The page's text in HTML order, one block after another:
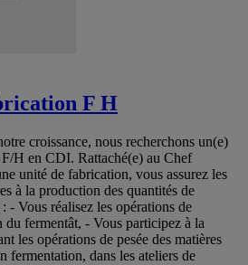
F H
croissance, nous recherchons un(e)
H en CDI. Rattaché(e) au Chef
unité de fabrication, vous assurez les
à la production des quantités de
- Vous réalisez les opérations de
fermentât, - Vous participez à la
les opérations de pesée des matières
fermentation, dans les ateliers de